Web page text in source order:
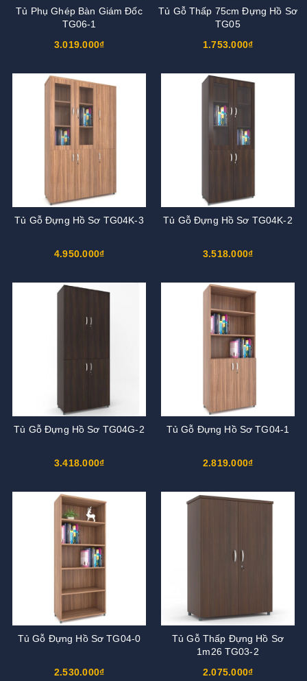
Tủ Phụ Ghép Bàn Giám Đốc
TG06-1
3.019.000₫
Tủ Gỗ Thấp 75cm Đựng Hồ Sơ
TG05
1.753.000₫
Tủ Gỗ Đựng Hồ Sơ TG04K-3
4.950.000₫
Tủ Gỗ Đựng Hồ Sơ TG04K-2
3.518.000₫
Tủ Gỗ Đựng Hồ Sơ TG04G-2
3.418.000₫
Tủ Gỗ Đựng Hồ Sơ TG04-1
2.819.000₫
Tủ Gỗ Đựng Hồ Sơ TG04-0
2.530.000₫
Tủ Gỗ Thấp Đựng Hồ Sơ
1m26 TG03-2
2.075.000₫